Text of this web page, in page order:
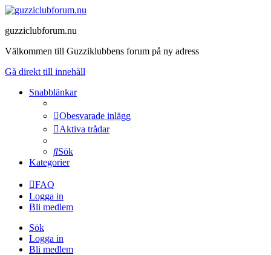
guzziclubforum.nu
Välkommen till Guzziklubbens forum på ny adress
Gå direkt till innehåll
Snabblänkar
Obesvarade inlägg
Aktiva trådar
Sök
Kategorier
FAQ
Logga in
Bli medlem
Sök
Logga in
Bli medlem